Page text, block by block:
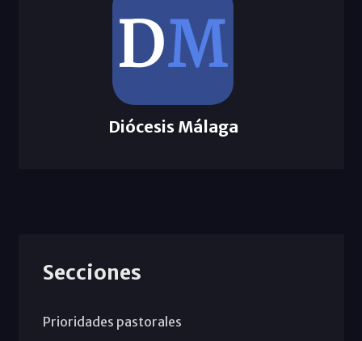
Diócesis Málaga
Secciones
Prioridades pastorales